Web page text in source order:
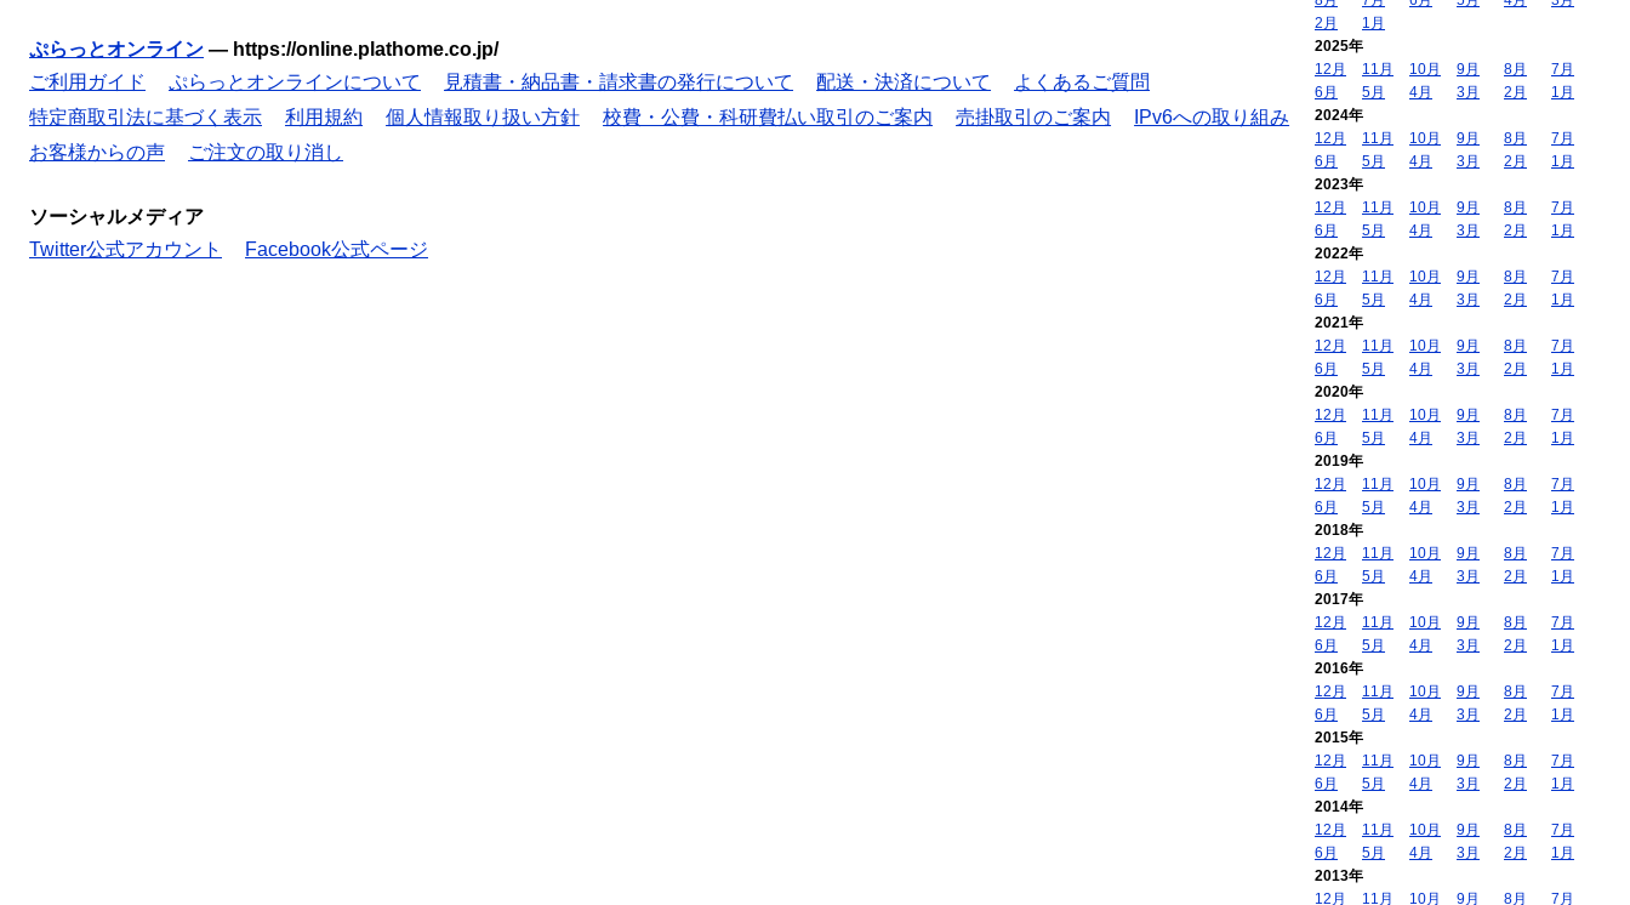
ぷらっとオンライン — https://online.plathome.co.jp/
ご利用ガイド
ぷらっとオンラインについて 見積書・納品書・請求書の発行について 配送・決済について
よくあるご質問
特定商取引法に基づく表示
利用規約 個人情報取り扱い方針 校費・公費・科研費払い取引のご案内 売掛取引のご案内
IPv6への取り組み
お客様からの声
ご注文の取り消し
ソーシャルメディア
Twitter公式アカウント
Facebook公式ページ
2月
1月
2025年
12月
11月 10月 9月 8月
7月
6月
5月 4月 3月 2月
1月
2024年
12月
11月 10月 9月 8月
7月
6月
5月 4月 3月 2月
1月
2023年
12月
11月 10月 9月 8月
7月
6月
5月 4月 3月 2月
1月
2022年
12月
11月 10月 9月 8月
7月
6月
5月 4月 3月 2月
1月
2021年
12月
11月 10月 9月 8月
7月
6月
5月 4月 3月 2月
1月
2020年
12月
11月 10月 9月 8月
7月
6月
5月 4月 3月 2月
1月
2019年
12月
11月 10月 9月 8月
7月
6月
5月 4月 3月 2月
1月
2018年
12月
11月 10月 9月 8月
7月
6月
5月 4月 3月 2月
1月
2017年
12月
11月 10月 9月 8月
7月
6月
5月 4月 3月 2月
1月
2016年
12月
11月 10月 9月 8月
7月
6月
5月 4月 3月 2月
1月
2015年
12月
11月 10月 9月 8月
7月
6月
5月 4月 3月 2月
1月
2014年
12月
11月 10月 9月 8月
7月
6月
5月 4月 3月 2月
1月
2013年
12月
11月 10月 9月 8月 7月